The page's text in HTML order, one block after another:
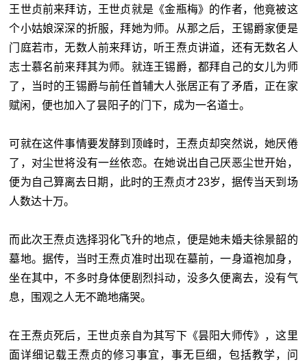
王世贞前来拜访，王世贞就是《金瓶梅》的作者，他竟被这
个小姑娘深深的折服，拜她为师。从那之后，王锡爵家便是
门庭若市，无数人前来拜访，听王焘贞讲道，还有无数名人
志士慕名前来拜其为师。就连王锡爵，都拜自己的女儿为师
了，当时的王锡爵与前任首辅大人张居正有了矛盾，正在家
赋闲，便也加入了昙阳子的门下，成为一名道士。
可就在这件事情要发酵到顶峰时，王焘贞却突然说，她厌倦
了，对尘世将没有一丝依恋。在她说出自己厌恶尘世开始，
便为自己算离去日期，此时的王焘贞才23岁，据传当天到场
人数达十万。
而此次王焘贞选择羽化飞升的地点，便是她未婚夫徐景韶的
墓地。据传，当时王焘贞准时出现在墓前，一身道袍加身，
坐在其中，不多时身体便剧烈抖动，没多久便离去，没有气
息，围观之人无不跪地痛哭。
在王焘贞死后，王世贞亲自为其写下《昙阳大师传》，这里
面详细记载王焘贞的修习事宜，事无巨细，包括教学，问